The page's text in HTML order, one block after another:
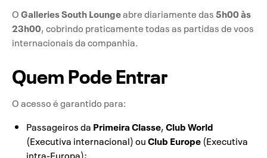
OGalleries South Loungeabre diariamente das5h00 às
23h00, cobrindo praticamente todas as partidas de voos
internacionais da companhia.
Quem Pode Entrar
O acesso é garantido para:
Passageiros da Primeira Classe,Club World
(Executiva internacional) ouClub Europe (Executiva
intra-Europa);